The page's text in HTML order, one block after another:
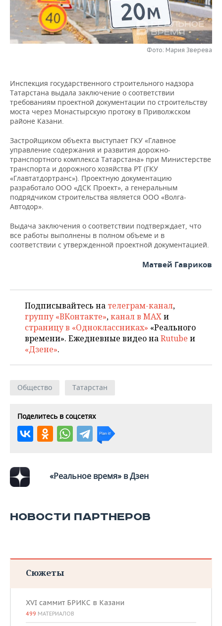
НЕФТЕХИМИЯ
НЕФТЬ
РОЗНИЧНАЯ ТОРГОВЛЯ
ТРАНСПОРТ
НОВОСТИ ТЕХНОЛОГИЙ
IT
ТЕЛЕКОММУНИКАЦИИ
МЕРОПРИЯТИЯ
НОВОСТИ МЕРОПРИЯТИЙ
БИЗНЕС-БРАНЧИ
ONLINE-КОНФЕРЕНЦИИ
СПОРТ
ФУТБОЛ
ХОККЕЙ
ВОЛЕЙБОЛ
КИБЕРСПОРТ
ФИГУРНОЕ КАТАНИЕ
ВОДНЫЕ ВИДЫ СПОРТА
ХОККЕЙ С МЯЧОМ
НОВОСТИ ОБЩЕСТВА
ВЛАСТЬ
ИСТОРИЯ
КУЛЬТУРА
МЕДИЦИНА
ОБРАЗОВАНИЕ
ПРОИСШЕСТВИЯ
ФОТОГАЛЕРЕЯ
СЮЖЕТЫ
СПИСОК ПЕРСОН
СПИСОК КОМПАНИЙ
ПОЛНАЯ ВЕРСИЯ
Фото: Мария Зверева
Инспекция государственного строительного надзора
Татарстана выдала заключение о соответствии
требованиям проектной документации по строительству
моста через Монастырскую протоку в Приволжском
районе Казани.
Застройщиком объекта выступает ГКУ «Главное
управление содержания и развития дорожно-
транспортного комплекса Татарстана» при Министерстве
транспорта и дорожного хозяйства РТ (ГКУ
«Главтатдортранс»). Проектную документацию
разработало ООО «ДСК Проект», а генеральным
подрядчиком строительства является ООО «Волга-
Автодор».
Выдача заключения о соответствии подтверждает, что
все работы выполнены в полном объеме и в
соответствии с утвержденной проектной документацией.
Матвей Гавриков
Подписывайтесь на телеграм-канал,
группу «ВКонтакте»,канал в MAXи
страницу в «Одноклассниках» «Реального
времени». Ежедневные видео наRutube и
«Дзене».
Общество Татарстан
Поделитесь в соцсетях
«Реальное время» в Дзен
НОВОСТИ ПАРТНЕРОВ
Сюжеты
XVI саммит БРИКС в Казани
499 МАТЕРИАЛОВ